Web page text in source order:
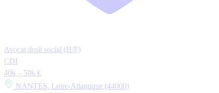
Avocat droit social (H/F)
CDI
40k – 50k €
NANTES, Loire-Atlantique (44000)